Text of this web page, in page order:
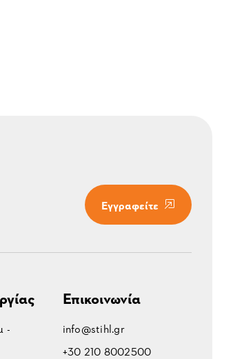
Εγγραφείτε
-
Επικοινωνία
info@stihl.gr
+30 210 8002500